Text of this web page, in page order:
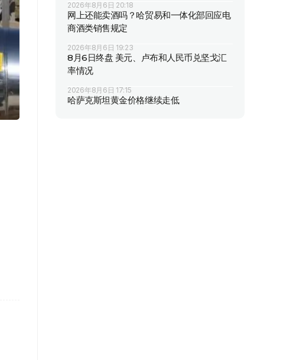
2026年8月6日 20:18
网上还能卖酒吗？哈贸易和一体化部回应电
商酒类销售规定
2026年8月6日 19:23
8月6日终盘 美元、卢布和人民币兑坚戈汇
率情况
2026年8月6日 17:15
哈萨克斯坦黄金价格继续走低